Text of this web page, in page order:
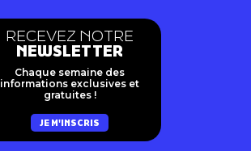
RECEVEZ NOTRE
NEWSLETTER
Chaque semaine des
informations exclusives et
gratuites !
JE M'INSCRIS